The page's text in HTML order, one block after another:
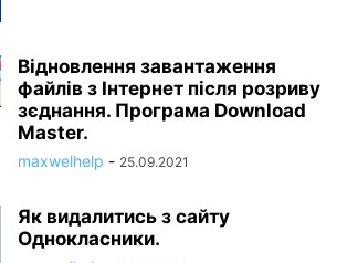
Відновлення завантаження
файлів з Інтернет після розриву
зєднання. Програма Download
Master.
maxwelhelp - 25.09.2021
Як видалитись з сайту
Однокласники.